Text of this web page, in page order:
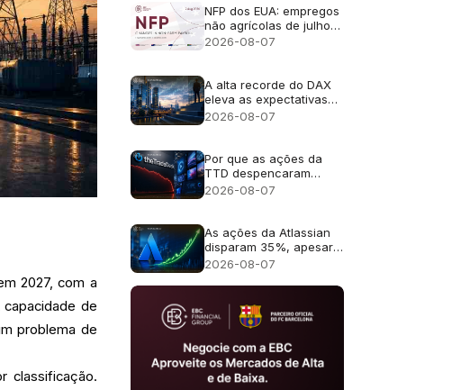
2027, com a
de
problema de
classificação.
da IA
NFP dos EUA: empregos
não agrícolas de julho
de 2026 - Anterior: 57
2026-08-07
A alta recorde do DAX
eleva as expectativas
de lucros para as ações
2026-08-07
Por que as ações da
TTD despencaram
quase 30% após a
2026-08-07
As ações da Atlassian
disparam 35%, apesar
da previsão de
2026-08-07